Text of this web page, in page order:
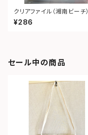
クリアファイル（湘南ビーチ）
¥286
セール中の商品